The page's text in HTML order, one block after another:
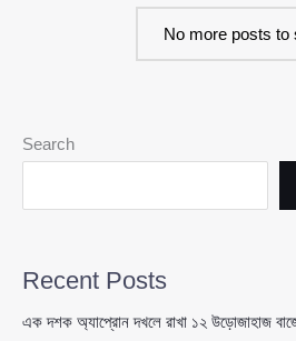
দগ্ধ
অন্তত
No more posts to
Search
Recent Posts
এক দশক অ্যাপ্রোন দখলে রাখা ১২ উড়োজাহাজ